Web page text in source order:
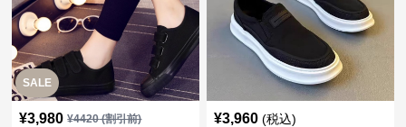
SALE
¥3,980 ¥4420(割引前) ¥3,960 (税込)